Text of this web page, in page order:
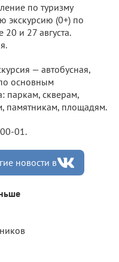
по туризму
экскурсию (0+) по
20 и 27 августа.
— автобусная,
основным
паркам, скверам,
памятникам, площадям.
01.
новости в